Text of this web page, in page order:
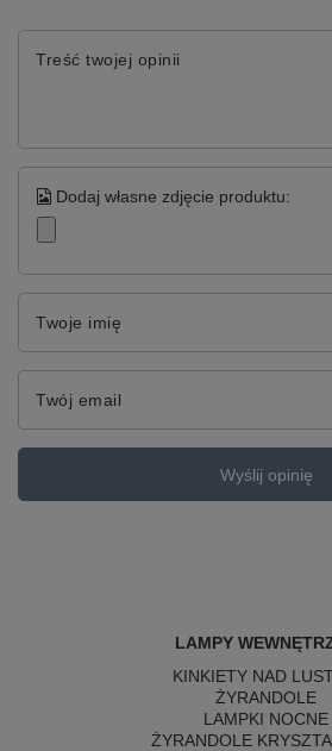
Treść twojej opinii
Dodaj własne zdjęcie produktu:
Twoje imię
Twój email
Wyślij opinię
LAMPY
KINKIETY NAD
ŻYRANDOLE
LAMPKI NOCNE
ŻYRANDOLE